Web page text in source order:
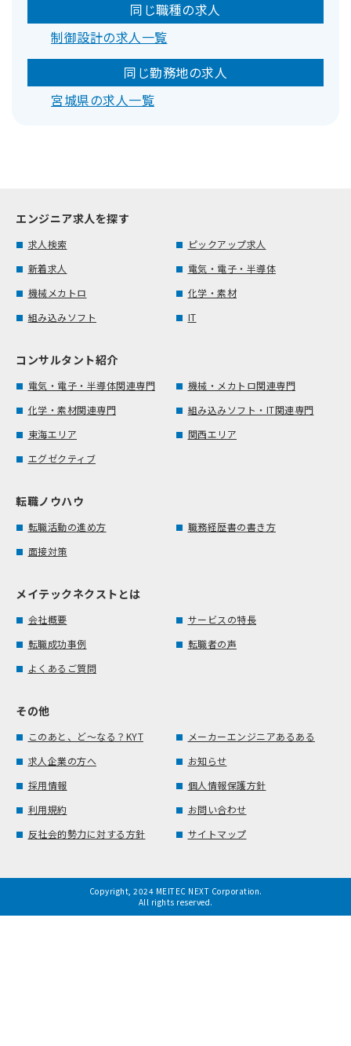
同じ職種の求人
制御設計の求人一覧
同じ勤務地の求人
宮城県の求人一覧
エンジニア求人を探す
求人検索
ピックアップ求人
新着求人
電気・電子・半導体
機械メカトロ
化学・素材
組み込みソフト
IT
コンサルタント紹介
電気・電子・半導体関連専門
機械・メカトロ関連専門
化学・素材関連専門
組み込みソフト・IT関連専門
東海エリア
関西エリア
エグゼクティブ
転職ノウハウ
転職活動の進め方
職務経歴書の書き方
面接対策
メイテックネクストとは
会社概要
サービスの特長
転職成功事例
転職者の声
よくあるご質問
その他
このあと、ど～なる？KYT
メーカーエンジニアあるある
求人企業の方へ
お知らせ
採用情報
個人情報保護方針
利用規約
お問い合わせ
反社会的勢力に対する方針
サイトマップ
Copyright, 2024 MEITEC NEXT Corporation.
All rights reserved.